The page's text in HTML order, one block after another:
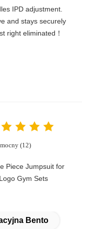
IPD adjustment.
and stays securely
right eliminated！
(12)
Piece Jumpsuit for
Gym Sets
Bento